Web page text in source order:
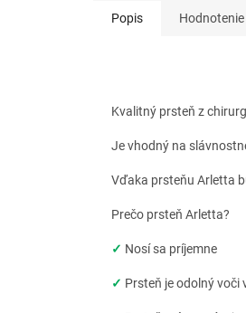
Popis Hodnotenie
Kvalitný prsteň z
Je vhodný na
Vďaka prsteňu Arletta
Prečo prsteň Arletta?
✓ Nosí sa príjemne
✓ Prsteň je odolný voči